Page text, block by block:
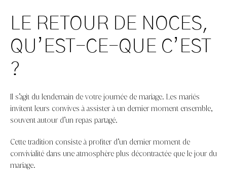
LE RETOUR DE NOCES,
QU’EST-CE-QUE C’EST
?
Il s’agit du lendemain de votre journée de mariage. Les mariés
invitent leurs convives à assister à un dernier moment ensemble,
souvent autour d’un repas partagé.
Cette tradition consiste à profiter d’un dernier moment de
convivialité dans une atmosphère plus décontractée que le jour du
mariage.